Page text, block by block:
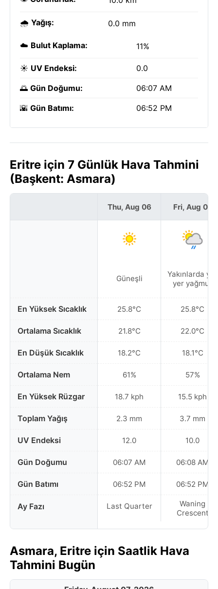
🌧️ Yağış: 0.0 mm
☁️ Bulut Kaplama: 11%
☀️ UV Endeksi: 0.0
🌅 Gün Doğumu: 06:07 AM
🌇 Gün Batımı: 06:52 PM
Eritre için 7 Günlük Hava Tahmini
(Başkent: Asmara)
En Yüksek Sıcaklık
Ortalama Sıcaklık
En Düşük Sıcaklık
Ortalama Nem
En Yüksek Rüzgar
Toplam Yağış
UV Endeksi
Gün Doğumu
Gün Batımı
Ay Fazı
Thu, Aug 06
Güneşli
25.8°C
21.8°C
18.2°C
61%
18.7 kph
2.3 mm
12.0
06:07 AM
06:52 PM
Last Quarter
Fri, Aug 07
Yakınlarda yer
yer yağmur
25.8°C
22.0°C
18.1°C
57%
15.5 kph
3.7 mm
10.0
06:08 AM
06:52 PM
Waning
Crescent
Asmara, Eritre için Saatlik Hava
Tahmini Bugün